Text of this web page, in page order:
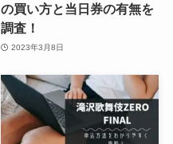
の買い方と当日券の有無を
調査！
2023年3月8日